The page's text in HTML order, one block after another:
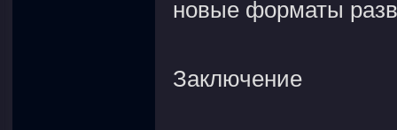
новые форматы
Заключение